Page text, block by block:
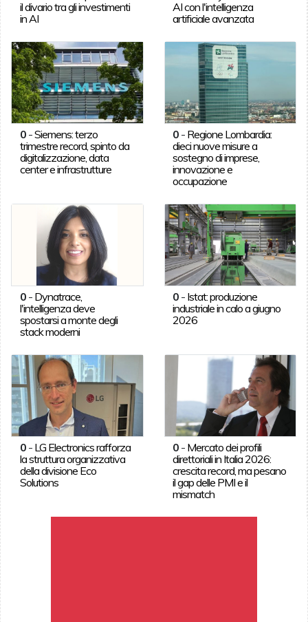
il divario tra gli investimenti
in AI
AI con l'intelligenza
artificiale avanzata
0-Siemens: terzo
trimestre record, spinto da
digitalizzazione, data
center e infrastrutture
0 - Regione Lombardia:
dieci nuove misure a
sostegno di imprese,
innovazione e
occupazione
0- Dynatrace,
l'intelligenza deve
spostarsi a monte degli
stack moderni
0 - Istat: produzione
industriale in calo a giugno
2026
0- LG Electronics rafforza
la struttura organizzativa
della divisione Eco
Solutions
0 - Mercato dei profili
direttoriali in Italia 2026:
crescita record, ma pesano
il gap delle PMI e il
mismatch